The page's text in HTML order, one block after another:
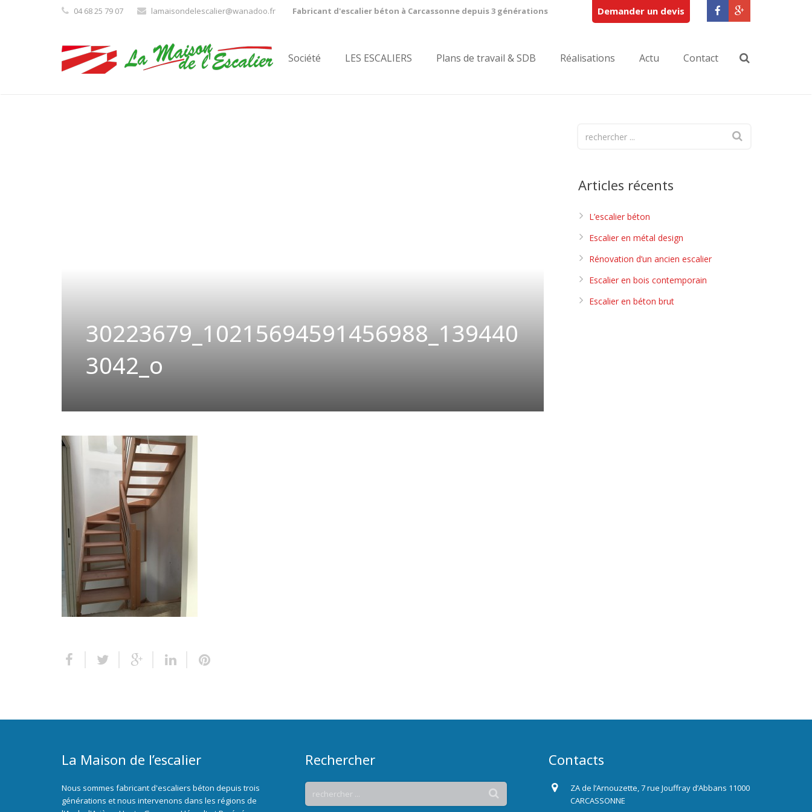
04 68 25 79 07 lamaisondelescalier@wanadoo.fr Fabricant d'escalier béton à Carcassonne depuis 3 générations Demander un devis
Société LES ESCALIERS Plans de travail & SDB Réalisations Actu Contact
30223679_10215694591456988_139440
3042_o
Articles récents
L’escalier béton
Escalier en métal design
Rénovation d’un ancien escalier
Escalier en bois contemporain
Escalier en béton brut
La Maison de l’escalier
Nous sommes fabricant d'escaliers béton depuis trois
générations et nous intervenons dans les régions de
Rechercher Contacts
ZA de l’Arnouzette, 7 rue Jouffray d’Abbans 11000
CARCASSONNE